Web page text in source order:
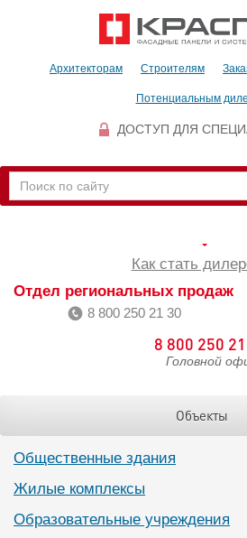
Архитекторам Строителям
Потенциальным
ДОСТУП ДЛЯ
Как стать
Отдел региональных продаж
8 800 250 21 30
8 800 250
Головной
Объекты
Общественные здания
Жилые комплексы
Образовательные учреждения